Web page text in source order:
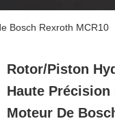
Bosch Rexroth MCR10
Rotor/piston
Haute Précision
Moteur De